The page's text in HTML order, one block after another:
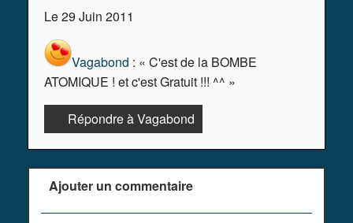
Le 29 Juin 2011
Vagabond : « C'est de la BOMBE
ATOMIQUE ! et c'est Gratuit !!! ^^ »
Répondre à Vagabond
Ajouter un commentaire